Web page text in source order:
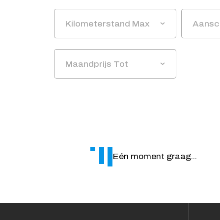
Kilometerstand Max
Maandprijs Tot
Eén moment graag...